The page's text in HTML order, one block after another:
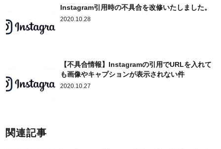
Instagram引用時の不具合を改修いたしました。
2020.10.28
【不具合情報】Instagramの引用でURLを入れて
も画像やキャプションが表示されない件
2020.10.27
関連記事